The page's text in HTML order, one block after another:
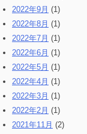
2022年9月 (1)
2022年8月 (1)
2022年7月 (1)
2022年6月 (1)
2022年5月 (1)
2022年4月 (1)
2022年3月 (1)
2022年2月 (1)
2021年11月 (2)